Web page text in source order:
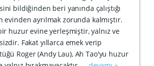
bildiğinden beri yanında çalıştığı
evinden ayrılmak zorunda kalmıştır.
huzur evine yerleşmiştir, yalnız ve
Fakat yıllarca emek verip
Roger (Andy Lau), Ah Tao'yu huzur